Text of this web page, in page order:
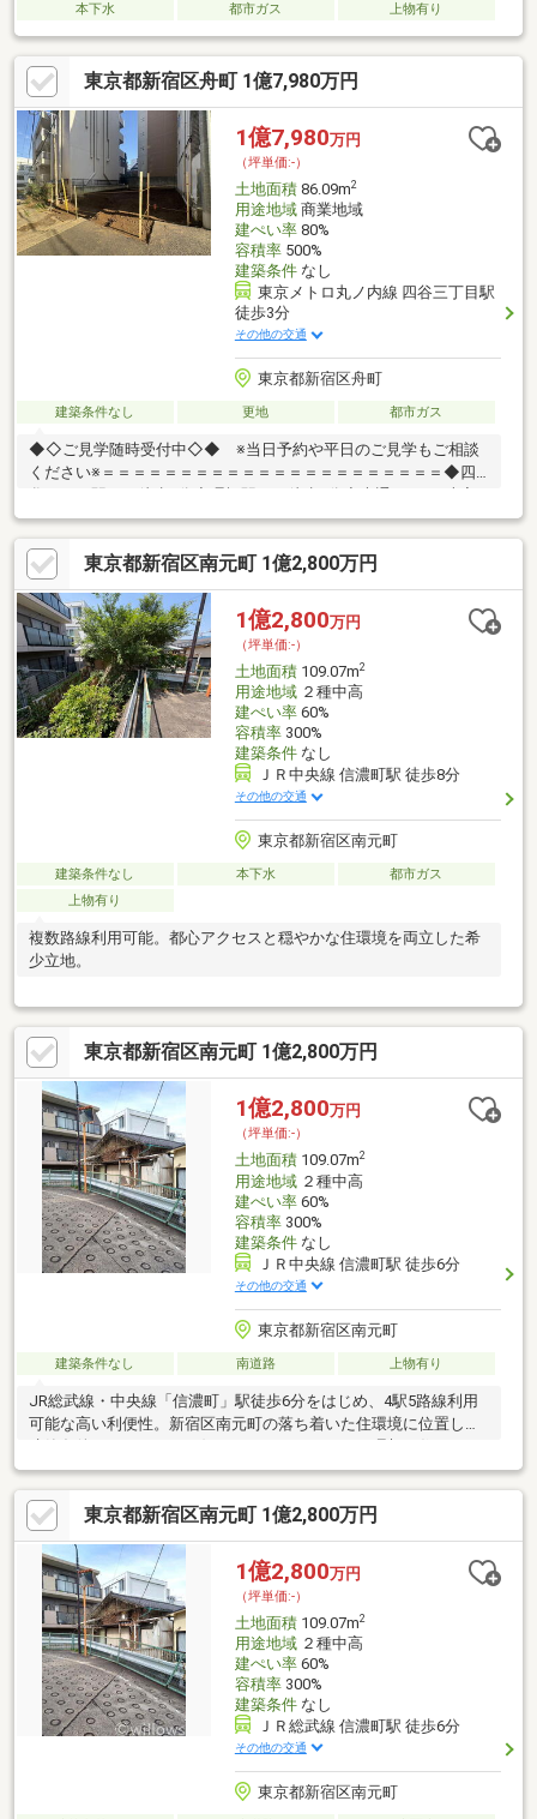
本下水 都市ガス 上物有り
東京都新宿区舟町 1億7,980万円
1億7,980万円
（坪単価:-）
土地面積86.09m2
用途地域商業地域
建ぺい率80%
容積率500%
建築条件なし
東京メトロ丸ノ内線 四谷三丁目駅
徒歩3分
その他の交通
東京都新宿区舟町
建築条件なし 更地 都市ガス
◆◇ご見学随時受付中◇◆ ※当日予約や平日のご見学もご相談
ください※＝＝＝＝＝＝＝＝＝＝＝＝＝＝＝＝＝＝＝＝＝＝◆四
った高台立地です。＝＝＝＝＝＝＝＝＝＝＝＝＝＝＝＝＝＝＝＝
＝＝■周辺環境ツアー開催中■地元業者ならではのネットでは確認
できない周辺環境も現地見学後車でぐるっとご案内いたします♪土
地勘がない方などお気軽にお問い合わせください！
東京都新宿区南元町 1億2,800万円
1億2,800万円
（坪単価:-）
土地面積109.07m2
用途地域２種中高
建ぺい率60%
容積率300%
建築条件なし
ＪＲ中央線 信濃町駅 徒歩8分
その他の交通
東京都新宿区南元町
建築条件なし 本下水
都市ガス
上物有り
複数路線利用可能。都心アクセスと穏やかな住環境を両立した希
少立地。
東京都新宿区南元町 1億2,800万円
1億2,800万円
（坪単価:-）
土地面積109.07m2
用途地域２種中高
建ぺい率60%
容積率300%
建築条件なし
ＪＲ中央線 信濃町駅 徒歩6分
その他の交通
東京都新宿区南元町
建築条件なし 南道路 上物有り
JR総武線・中央線「信濃町」駅徒歩6分をはじめ、4駅5路線利用
可能な高い利便性。新宿区南元町の落ち着いた住環境に位置し、
建築条件なしのため、お好きなハウスメーカーで理想の住まいを
実現できます。敷地はゆとりある広さで、戸建はもちろん投資用
としても検討可能。教育施設や医療機関、スーパーも徒歩圏内に
揃い、日常の快適さと都心アクセスを両立。将来価値も見据え
た、自由度の高い希少な一画です。
東京都新宿区南元町 1億2,800万円
1億2,800万円
（坪単価:-）
土地面積109.07m2
用途地域２種中高
建ぺい率60%
容積率300%
建築条件なし
ＪＲ総武線 信濃町駅 徒歩6分
その他の交通
東京都新宿区南元町